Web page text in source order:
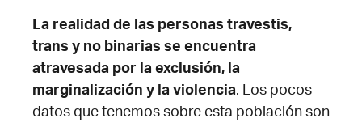
La realidad de las personas travestis,
trans y no binarias se encuentra
atravesada por la exclusión, la
marginalización y la violencia. Los pocos
datos que tenemos sobre esta población son